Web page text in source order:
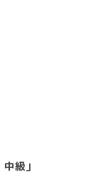
級」